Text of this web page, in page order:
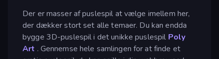
Der er masser af puslespil at vælge imellem her,
der dækker stort set alle temaer. Du kan endda
bygge 3D-puslespil i det unikke puslespil Poly
Art . Gennemse hele samlingen for at finde et